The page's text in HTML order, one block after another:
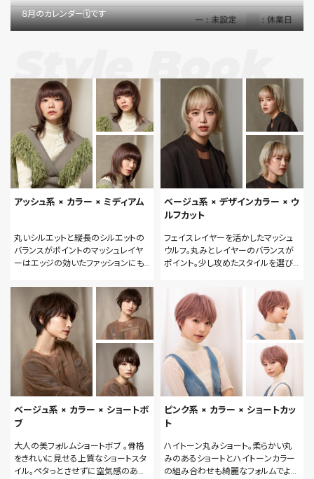
８月のカレンダー🗓です
Style Book
アッシュ系 × カラー × ミディアム
丸いシルエットと縦長のシルエットの
バランスがポイントのマッシュレイヤ
ーはエッジの効いたファッションにも
ベージュ系 × デザインカラー × ウ
ルフカット
フェイスレイヤーを活かしたマッシュ
ウルフ。丸みとレイヤーのバランスが
ポイント。少し攻めたスタイルを選び
ベージュ系 × カラー × ショートボ
ブ
大人の美フォルムショートボブ 。骨格
をきれいに見せる上質なショートスタ
イル。ペタっとさせずに空気感のある
ピンク系 × カラー × ショートカッ
ト
ハイトーン丸みショート。柔らかい丸
みのあるショートとハイトーンカラー
の組み合わせも綺麗なフォルムでより